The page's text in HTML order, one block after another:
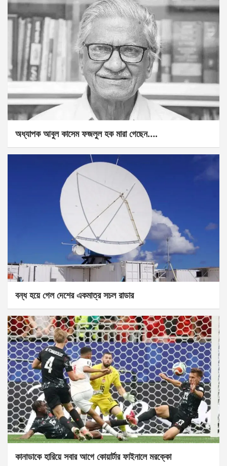
অধ্যাপক আবুল কাসেম ফজলুল হক মারা গেছেন….
বন্ধ হয়ে গেল দেশের একমাত্র সচল রাডার
কানাডাকে হারিয়ে সবার আগে কোয়ার্টার ফাইনালে মরক্কো